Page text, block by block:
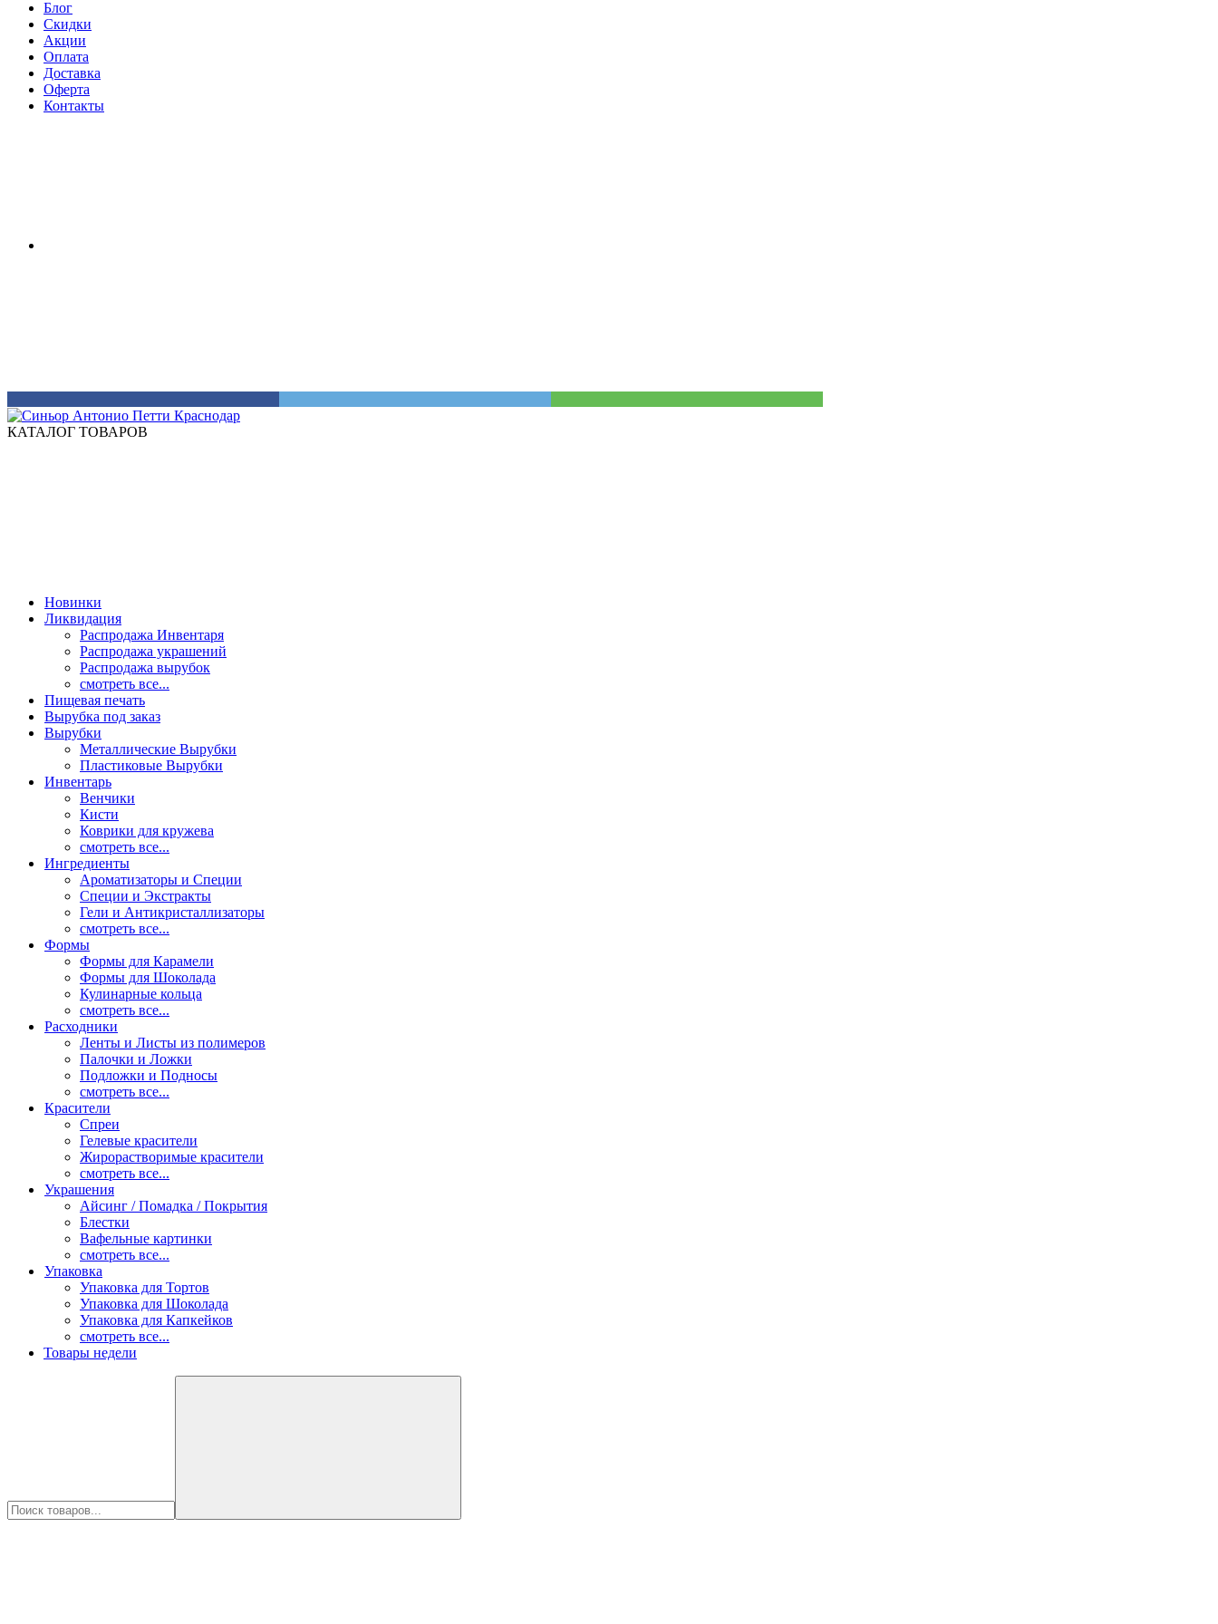
Блог
Скидки
Акции
Оплата
Доставка
Оферта
Контакты
КАТАЛОГ ТОВАРОВ
Новинки
Ликвидация
Распродажа Инвентаря
Распродажа украшений
Распродажа вырубок
смотреть все...
Пищевая печать
Вырубка под заказ
Вырубки
Металлические Вырубки
Пластиковые Вырубки
Инвентарь
Венчики
Кисти
Коврики для кружева
смотреть все...
Ингредиенты
Ароматизаторы и Специи
Специи и Экстракты
Гели и Антикристаллизаторы
смотреть все...
Формы
Формы для Карамели
Формы для Шоколада
Кулинарные кольца
смотреть все...
Расходники
Ленты и Листы из полимеров
Палочки и Ложки
Подложки и Подносы
смотреть все...
Красители
Спреи
Гелевые красители
Жирорастворимые красители
смотреть все...
Украшения
Айсинг / Помадка / Покрытия
Блестки
Вафельные картинки
смотреть все...
Упаковка
Упаковка для Тортов
Упаковка для Шоколада
Упаковка для Капкейков
смотреть все...
Товары недели